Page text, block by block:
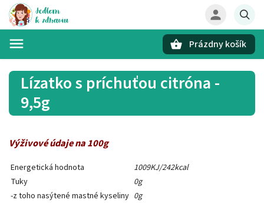
Prázdny košík
Lízatko s príchuťou citróna -
9,5g
Výživové údaje na 100g
Energetická hodnota
1009KJ/242kcal
Tuky
0g
-z toho nasýtené mastné kyseliny 0g